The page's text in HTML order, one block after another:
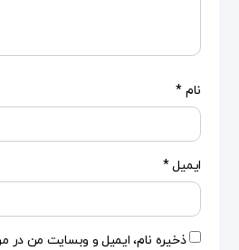
نام *
ایمیل*
ذخیره نام، ایمیل و وبسایت من در